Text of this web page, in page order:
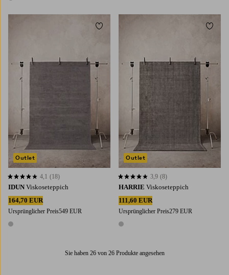
1 Farbe
IDUN Viskoseteppich
164,70 EUR
Ursprünglicher Preis549 EUR
1 Farbe
4,1 basierend auf 18 Bewertungen
4,1 (18)
Outlet
Zu Favoriten hinzufügen
HARRIE Viskoseteppich
111,60 EUR
Ursprünglicher Preis279 EUR
1 Farbe
3,9 basierend auf 8 Bewertungen
3,9 (8)
Outlet
Zu
Sie haben 26 von 26 Produkte angesehen